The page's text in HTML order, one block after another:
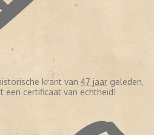
krant van 47 jaar geleden,
een certificaat van echtheid!